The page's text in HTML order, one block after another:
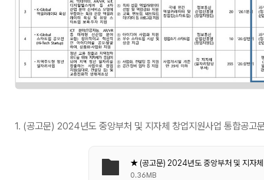
1. (공고문) 2024년도 중앙부처 및 지자체 창업지원사업 통합공고
0.36MB